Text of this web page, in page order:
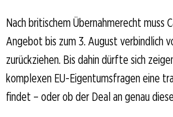
Nach britischem Übernahmerecht muss
Angebot bis zum 3. August verbindlich
zurückziehen. Bis dahin dürfte sich
komplexen EU-Eigentumsfragen eine
findet – oder ob der Deal an genau